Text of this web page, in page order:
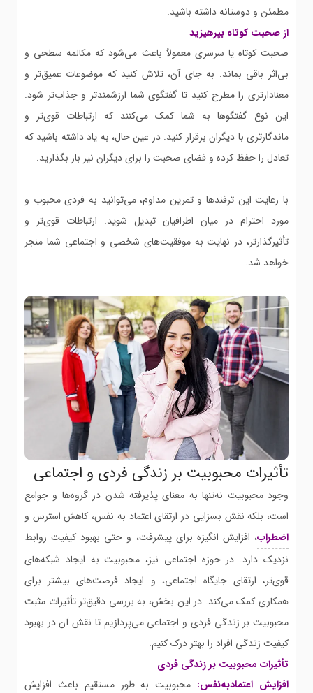
مطمئن و دوستانه داشته باشید.
از صحبت کوتاه بپرهیزید
صحبت کوتاه یا سرسری معمولاً باعث می‌شود که مکالمه سطحی و
بی‌اثر باقی بماند. به جای آن، تلاش کنید که موضوعات عمیق‌تر و
معنادارتری را مطرح کنید تا گفتگوی شما ارزشمندتر و جذاب‌تر شود.
این نوع گفتگوها به شما کمک می‌کنند که ارتباطات قوی‌تر و
ماندگارتری با دیگران برقرار کنید. در عین حال، به یاد داشته باشید که
تعادل را حفظ کرده و فضای صحبت را برای دیگران نیز باز بگذارید.
با رعایت این ترفندها و تمرین مداوم، می‌توانید به فردی محبوب و
مورد احترام در میان اطرافیان تبدیل شوید. ارتباطات قوی‌تر و
تأثیرگذارتر، در نهایت به موفقیت‌های شخصی و اجتماعی شما منجر
خواهد شد.
تأثیرات محبوبیت بر زندگی فردی و اجتماعی
وجود محبوبیت نه‌تنها به معنای پذیرفته شدن در گروه‌ها و جوامع
است، بلکه نقش بسزایی در ارتقای اعتماد به نفس، کاهش استرس و
اضطراب، افزایش انگیزه برای پیشرفت، و حتی بهبود کیفیت روابط
نزدیک دارد. در حوزه اجتماعی نیز، محبوبیت به ایجاد شبکه‌های
قوی‌تر، ارتقای جایگاه اجتماعی، و ایجاد فرصت‌های بیشتر برای
همکاری کمک می‌کند. در این بخش، به بررسی دقیق‌تر تأثیرات مثبت
محبوبیت بر زندگی فردی و اجتماعی می‌پردازیم تا نقش آن در بهبود
کیفیت زندگی افراد را بهتر درک کنیم.
تأثیرات محبوبیت بر زندگی فردی
افزایش اعتمادبه‌نفس: محبوبیت به طور مستقیم باعث افزایش